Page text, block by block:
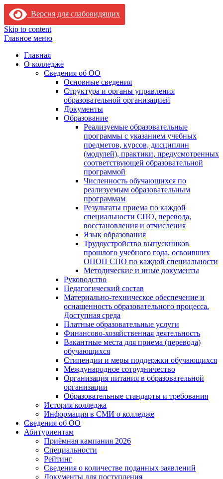
Версия для слабовидящих
Skip to content
Главное меню
Главная
О колледже
Сведения об ОО
Основные сведения
Структура и органы управления
образовательной организацией
Документы
Образование
Реализуемые образовательные
программы с указанием учебных
предметов, курсов, дисциплин
(модулей), практики, предусмотренных
соответствующей образовательной
программой
Численность обучающихся по
реализуемым образовательным
программам
Результаты приема по каждой
специальности СПО, перевода,
восстановления и отчисления
Язык образования
Трудоустройство выпускников
прошлого учебного года, освоивших
ОПОП СПО по каждой специальности
Методические и иные документы
Руководство
Педагогический состав
Материально-техническое обеспечение и
оснащенность образовательного процесса.
Доступная среда
Платные образовательные услуги
Финансово-хозяйственная деятельность
Вакантные места для приема (перевода)
обучающихся
Стипендии и меры поддержки обучающихся
Международное сотрудничество
Организация питания в образовательной
организации
Образовательные стандарты и требования
История колледжа
Информация в СМИ о колледже
Сведения об ОО
Абитуриентам
Приёмная кампания 2026
Специальности
Рейтинг
Сведения о количестве поданных заявлений
Документы для поступления